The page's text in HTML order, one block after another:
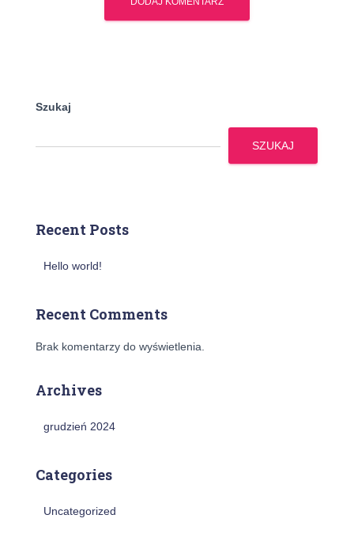
Szukaj
SZUKAJ
Recent Posts
Hello world!
Recent Comments
Brak komentarzy do wyświetlenia.
Archives
grudzień 2024
Categories
Uncategorized